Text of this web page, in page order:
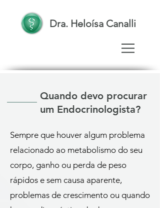
Dra. Heloísa Canalli
Quando devo procurar
um Endocrinologista?
Sempre que houver algum problema
relacionado ao metabolismo do seu
corpo, ganho ou perda de peso
rápidos e sem causa aparente,
problemas de crescimento ou quando